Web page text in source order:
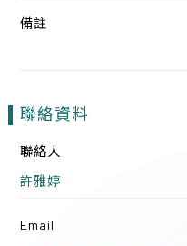
備註
聯絡資料
聯絡人
許雅婷
Email